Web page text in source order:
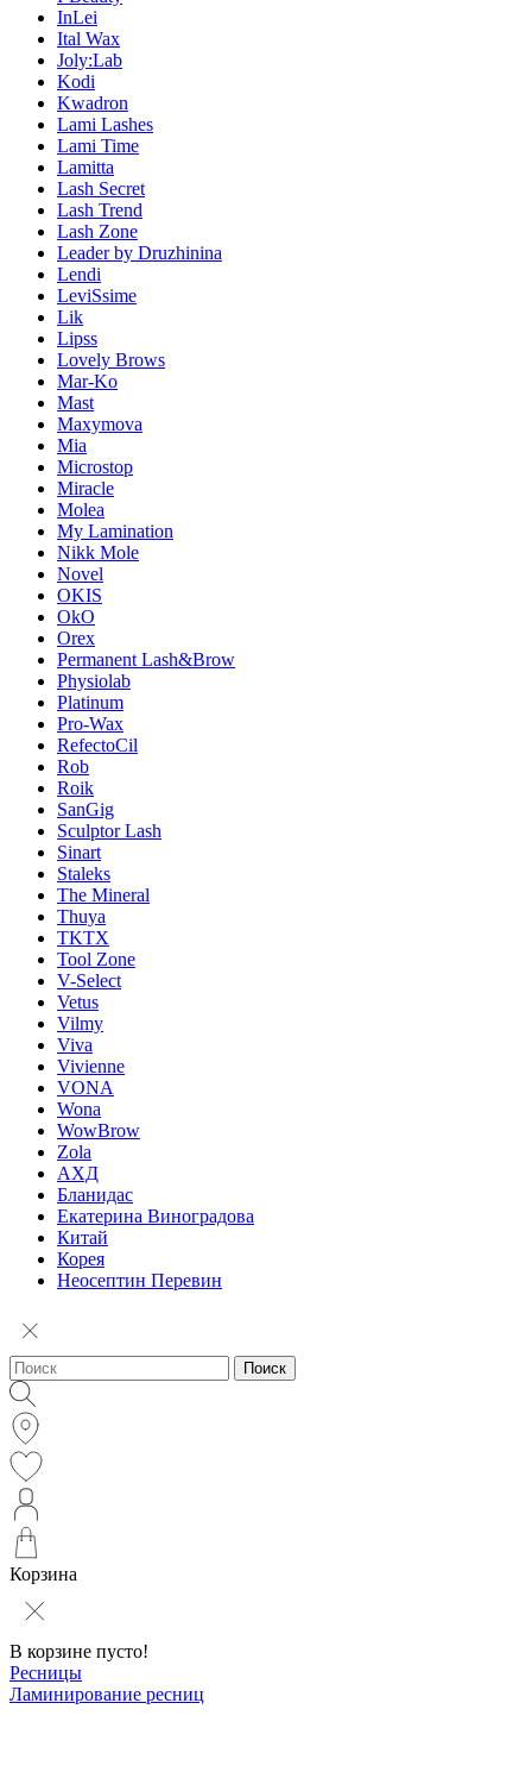
InLei
Ital Wax
Joly:Lab
Kodi
Kwadron
Lami Lashes
Lami Time
Lamitta
Lash Secret
Lash Trend
Lash Zone
Leader by Druzhinina
Lendi
LeviSsime
Lik
Lipss
Lovely Brows
Mar-Ko
Mast
Maxymova
Mia
Microstop
Miracle
Molea
My Lamination
Nikk Mole
Novel
OKIS
OkO
Orex
Permanent Lash&Brow
Physiolab
Platinum
Pro-Wax
RefectoCil
Rob
Roik
SanGig
Sculptor Lash
Sinart
Staleks
The Mineral
Thuya
TKTX
Tool Zone
V-Select
Vetus
Vilmy
Viva
Vivienne
VONA
Wona
WowBrow
Zola
АХД
Бланидас
Екатерина Виноградова
Китай
Корея
Неосептин Перевин
Поиск
Корзина
В корзине пусто!
Ресницы
Ламинирование ресниц